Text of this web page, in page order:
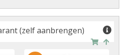
(zelf aanbrengen)